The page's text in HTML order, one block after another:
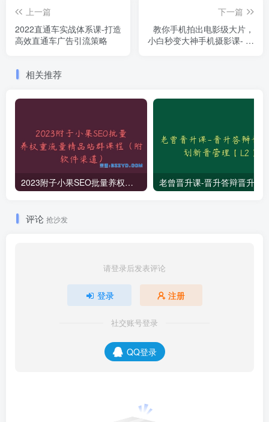
上一篇
2022直通车实战体系课-打造
高效直通车广告引流策略
下一篇
教你手机拍出电影级大片，
小白秒变大神手机摄影课- 创
相关推荐
2023附子小果SEO批量养权重流量精品站群课程（附软件渠道）
评论 抢沙发
请登录后发表评论
登录 注册
社交账号登录
QQ登录